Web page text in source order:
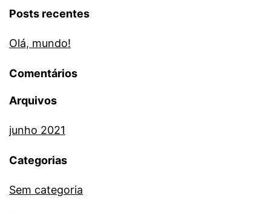
Posts recentes
Olá, mundo!
Comentários
Arquivos
junho 2021
Categorias
Sem categoria